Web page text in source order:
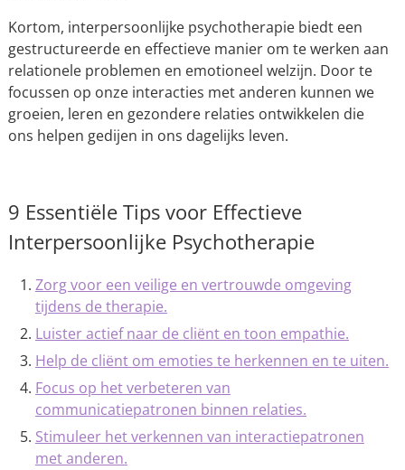
Kortom, interpersoonlijke psychotherapie biedt een
gestructureerde en effectieve manier om te werken aan
relationele problemen en emotioneel welzijn. Door te
focussen op onze interacties met anderen kunnen we
groeien, leren en gezondere relaties ontwikkelen die
ons helpen gedijen in ons dagelijks leven.
9 Essentiële Tips voor Effectieve
Interpersoonlijke Psychotherapie
Zorg voor een veilige en vertrouwde omgeving
tijdens de therapie.
Luister actief naar de cliënt en toon empathie.
Help de cliënt om emoties te herkennen en te uiten.
Focus op het verbeteren van
communicatiepatronen binnen relaties.
Stimuleer het verkennen van interactiepatronen
met anderen.